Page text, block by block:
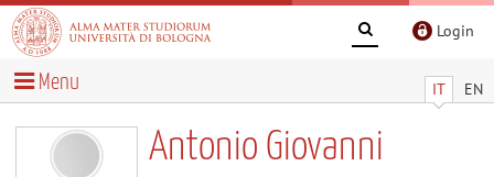
Login
IT EN
Menu
Antonio Giovanni